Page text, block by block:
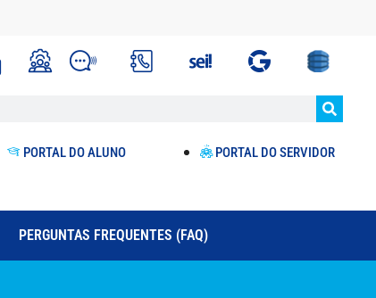
PORTAL DO ALUNO PORTAL DO SERVIDOR
PERGUNTAS FREQUENTES (FAQ)